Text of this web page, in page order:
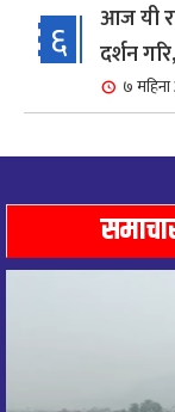
६
आज यी
दर्शन
७
७
८ महिना
८
आज
आज